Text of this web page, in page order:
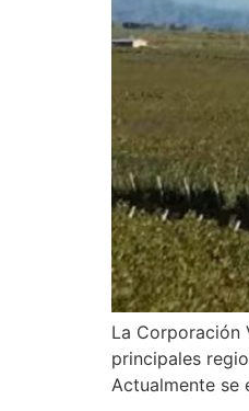
La Corporación
principales
Actualmente